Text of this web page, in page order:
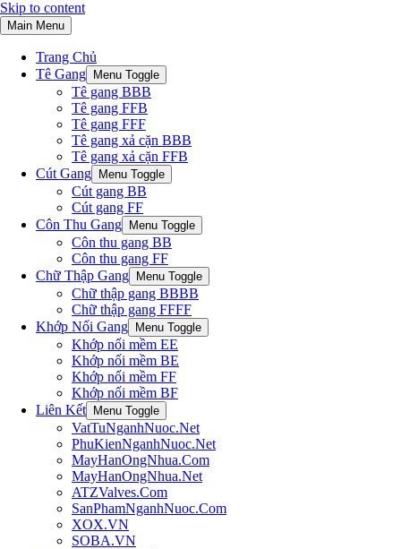
Skip to content
Main Menu
Trang Chủ
Tê Gang
Menu Toggle
Tê gang BBB
Tê gang FFB
Tê gang FFF
Tê gang xả cặn BBB
Tê gang xả cặn FFB
Cút Gang
Menu Toggle
Cút gang BB
Cút gang FF
Côn Thu Gang
Menu Toggle
Côn thu gang BB
Côn thu gang FF
Chữ Thập Gang
Menu Toggle
Chữ thập gang BBBB
Chữ thập gang FFFF
Khớp Nối Gang
Menu Toggle
Khớp nối mềm EE
Khớp nối mềm BE
Khớp nối mềm FF
Khớp nối mềm BF
Liên Kết
Menu Toggle
VatTuNganhNuoc.Net
PhuKienNganhNuoc.Net
MayHanOngNhua.Com
MayHanOngNhua.Net
ATZValves.Com
SanPhamNganhNuoc.Com
XOX.VN
SOBA.VN